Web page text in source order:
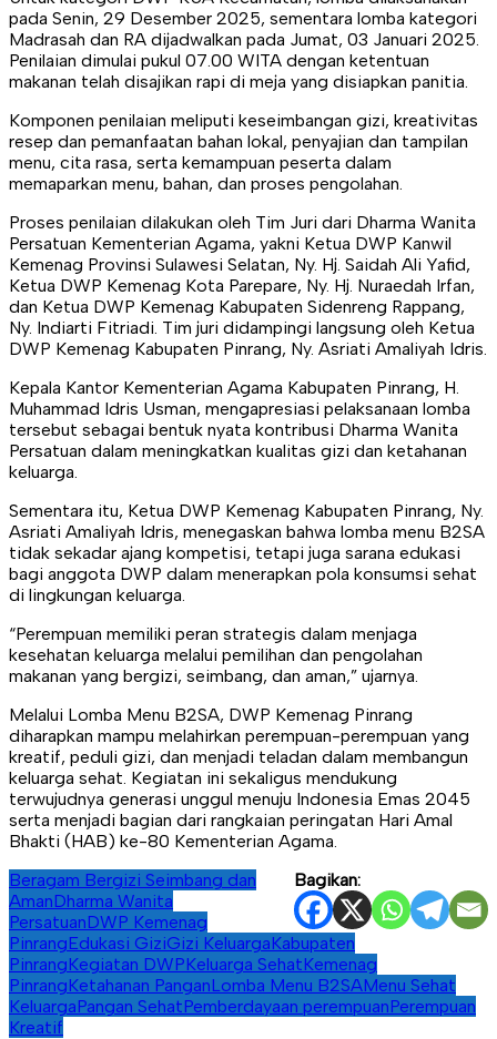
pada Senin, 29 Desember 2025, sementara lomba kategori
Madrasah dan RA dijadwalkan pada Jumat, 03 Januari 2025.
Penilaian dimulai pukul 07.00 WITA dengan ketentuan
makanan telah disajikan rapi di meja yang disiapkan panitia.
Komponen penilaian meliputi keseimbangan gizi, kreativitas
resep dan pemanfaatan bahan lokal, penyajian dan tampilan
menu, cita rasa, serta kemampuan peserta dalam
memaparkan menu, bahan, dan proses pengolahan.
Proses penilaian dilakukan oleh Tim Juri dari Dharma Wanita
Persatuan Kementerian Agama, yakni Ketua DWP Kanwil
Kemenag Provinsi Sulawesi Selatan, Ny. Hj. Saidah Ali Yafid,
Ketua DWP Kemenag Kota Parepare, Ny. Hj. Nuraedah Irfan,
dan Ketua DWP Kemenag Kabupaten Sidenreng Rappang,
Ny. Indiarti Fitriadi. Tim juri didampingi langsung oleh Ketua
DWP Kemenag Kabupaten Pinrang, Ny. Asriati Amaliyah Idris.
Kepala Kantor Kementerian Agama Kabupaten Pinrang, H.
Muhammad Idris Usman, mengapresiasi pelaksanaan lomba
tersebut sebagai bentuk nyata kontribusi Dharma Wanita
Persatuan dalam meningkatkan kualitas gizi dan ketahanan
keluarga.
Sementara itu, Ketua DWP Kemenag Kabupaten Pinrang, Ny.
Asriati Amaliyah Idris, menegaskan bahwa lomba menu B2SA
tidak sekadar ajang kompetisi, tetapi juga sarana edukasi
bagi anggota DWP dalam menerapkan pola konsumsi sehat
di lingkungan keluarga.
“Perempuan memiliki peran strategis dalam menjaga
kesehatan keluarga melalui pemilihan dan pengolahan
makanan yang bergizi, seimbang, dan aman,” ujarnya.
Melalui Lomba Menu B2SA, DWP Kemenag Pinrang
diharapkan mampu melahirkan perempuan-perempuan yang
kreatif, peduli gizi, dan menjadi teladan dalam membangun
keluarga sehat. Kegiatan ini sekaligus mendukung
terwujudnya generasi unggul menuju Indonesia Emas 2045
serta menjadi bagian dari rangkaian peringatan Hari Amal
Bhakti (HAB) ke-80 Kementerian Agama.
Bagikan:
Beragam Bergizi Seimbang dan
AmanDharma Wanita
PersatuanDWP Kemenag
PinrangEdukasi GiziGizi KeluargaKabupaten
PinrangKegiatan DWPKeluarga SehatKemenag
PinrangKetahanan PanganLomba Menu B2SAMenu Sehat
KeluargaPangan SehatPemberdayaan perempuanPerempuan
Kreatif